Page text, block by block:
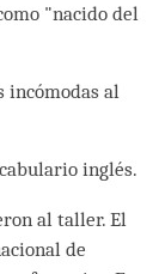
"nacido del
al
inglés.
al taller. El
de